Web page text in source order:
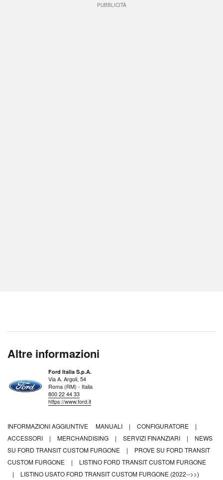
PUBBLICITÀ
Altre informazioni
Ford Italia S.p.A.
Via A. Argoli, 54
Roma (RM) - Italia
800 22 44 33
https://www.ford.it
INFORMAZIONI AGGIUNTIVE MANUALI | CONFIGURATORE
|
ACCESSORI
| MERCHANDISING | SERVIZI FINANZIARI |
NEWS
SU FORD TRANSIT CUSTOM FURGONE
|
PROVE SU FORD TRANSIT
CUSTOM FURGONE
|
LISTINO FORD TRANSIT CUSTOM FURGONE
|
LISTINO USATO FORD TRANSIT CUSTOM FURGONE (2022-->>)